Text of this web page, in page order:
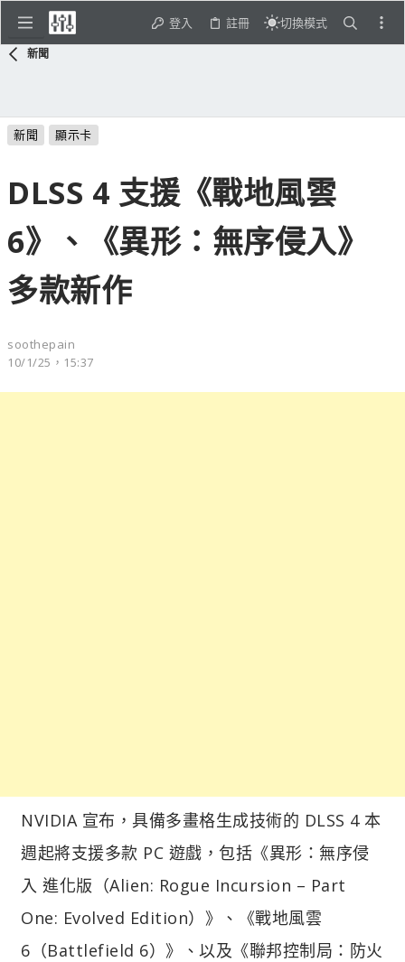
登入 註冊 切換模式
新聞
新聞 顯示卡
DLSS 4 支援《戰地風雲
6》、《異形：無序侵入》
多款新作
soothepain
10/1/25，15:37
NVIDIA 宣布，具備多畫格生成技術的 DLSS 4 本
週起將支援多款 PC 遊戲，包括《異形：無序侵
入 進化版（Alien: Rogue Incursion – Part
One: Evolved Edition）》、《戰地風雲
6（Battlefield 6）》、以及《聯邦控制局：防火